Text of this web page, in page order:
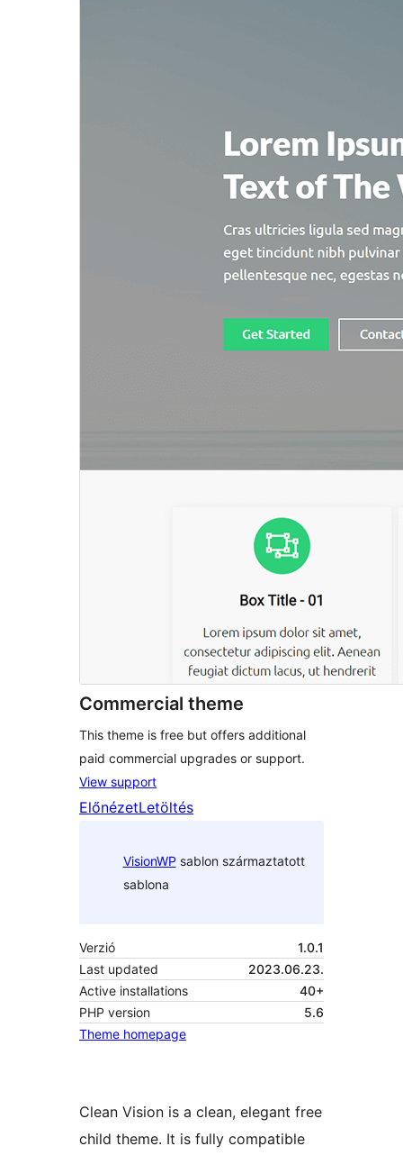
Commercial theme
This theme is free but offers additional
paid commercial upgrades or support.
View support
ElőnézetLetöltés
VisionWP sablon származtatott
sablona
Verzió
1.0.1
Last updated
2023.06.23.
Active installations
40+
PHP version
5.6
Theme homepage
Clean Vision is a clean, elegant free
child theme. It is fully compatible